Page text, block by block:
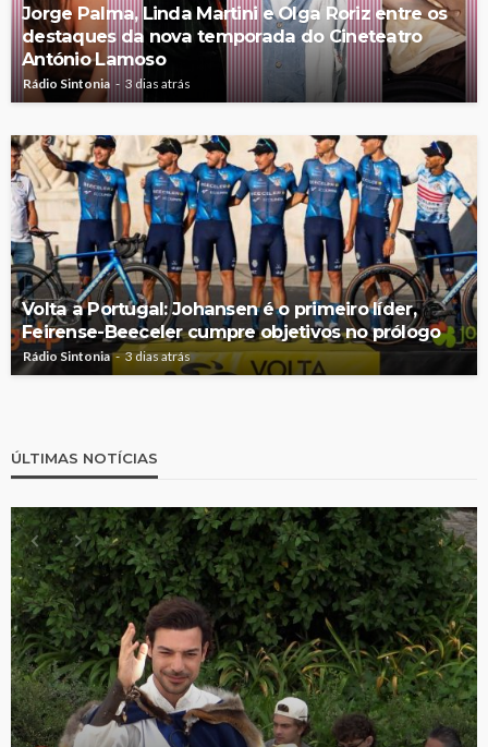
Jorge Palma, Linda Martini e Olga Roriz entre os
destaques da nova temporada do Cineteatro
António Lamoso
Rádio Sintonia 3 dias atrás
Volta a Portugal: Johansen é o primeiro líder,
Feirense-Beeceler cumpre objetivos no prólogo
Rádio Sintonia 3 dias atrás
ÚLTIMAS NOTÍCIAS